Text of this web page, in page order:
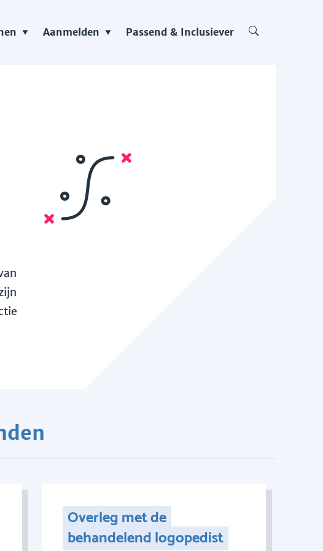
Aanmelden Passend & Inclusiever
Overleg met de
behandelend logopedist